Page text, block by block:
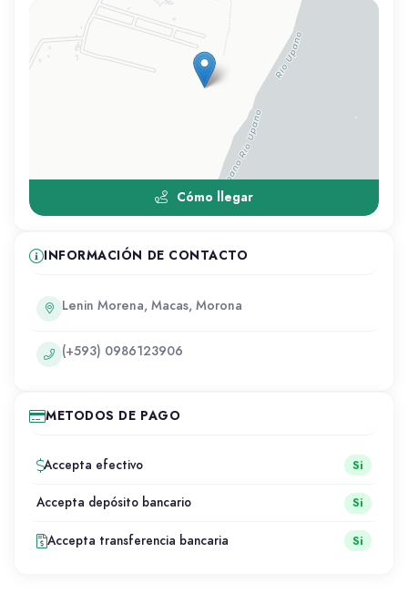
Cómo llegar
INFORMACIÓN DE CONTACTO
Lenin Morena, Macas, Morona
(+593) 0986123906
METODOS DE PAGO
Accepta efectivo Si
Accepta depósito bancario Si
Accepta transferencia bancaria Si